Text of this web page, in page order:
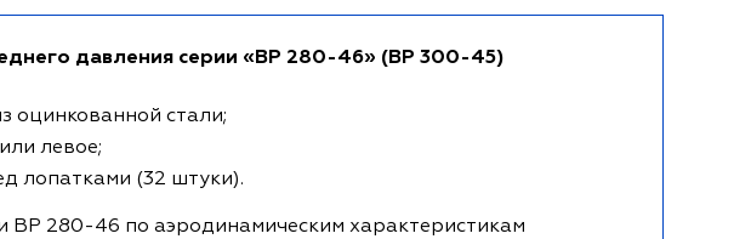
давления серии «ВР 280-46» (ВР 300-45)
оцинкованной стали;
левое;
лопатками (32 штуки).
ВР 280-46 по аэродинамическим характеристикам